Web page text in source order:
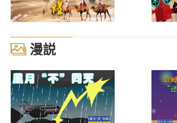
漫説